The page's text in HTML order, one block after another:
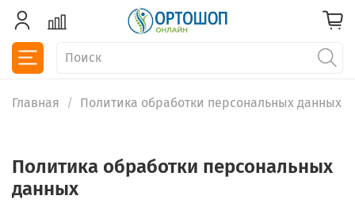
Главная Политика обработки персональных данных
Политика обработки персональных
данных